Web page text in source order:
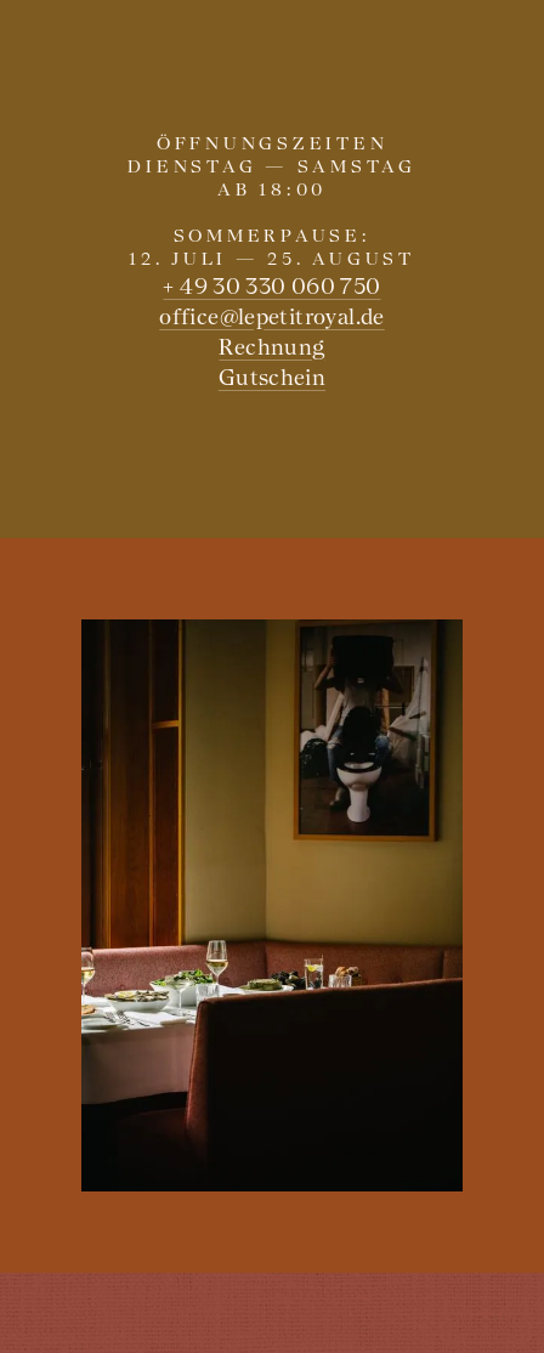
ÖFFNUNGSZEITEN
DIENSTAG — SAMSTAG
AB 18:00
SOMMERPAUSE:
12. JULI — 25. AUGUST
+ 49 30 330 060 750
office@lepetitroyal.de
Rechnung
Gutschein